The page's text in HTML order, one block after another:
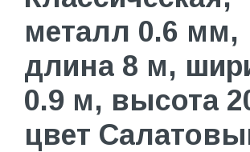
металл 0.6 мм,
длина 8 м,
0.9 м, высота
цвет